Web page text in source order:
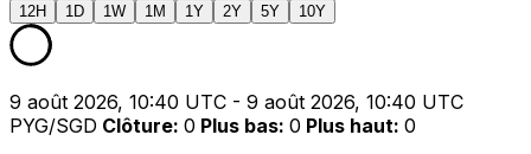
12H 1D 1W 1M 1Y 2Y 5Y 10Y
9 août 2026, 10:40 UTC - 9 août 2026, 10:40 UTC
PYG/SGD Clôture: 0 Plus bas: 0 Plus haut: 0